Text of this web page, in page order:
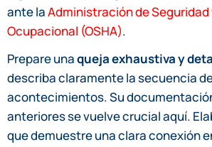
ante laAdministración de Seguridad
Ocupacional (OSHA).
Prepare unaqueja exhaustiva y
describa claramente la secuencia
acontecimientos. Su
anteriores se vuelve crucial aquí.
que demuestre una clara conexión